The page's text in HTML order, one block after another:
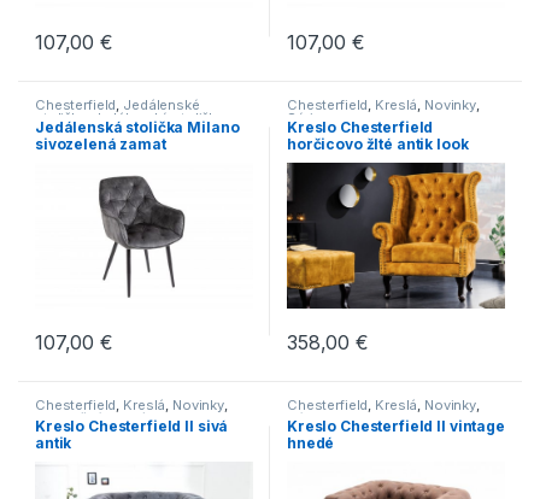
107,00€ 107,00€
Chesterfield, Jedálenské
stoličky Jedálenské stoličky s
čalúneným sedákom,
Jedálenské stoličky s klasickými
modernom štýle
Jedálenská stolička Milano
sivozelená zamat
107,00€
Chesterfield, Kreslá, Novinky,
Série
Kreslo Chesterfield
horčicovo žlté antik look
358,00€
Chesterfield Kreslá Novinky
Relaxačné kreslá
Kreslo Chesterfield II sivá
antik
Chesterfield Kreslá Novinky
Série
Kreslo Chesterfield II vintage
hnedé